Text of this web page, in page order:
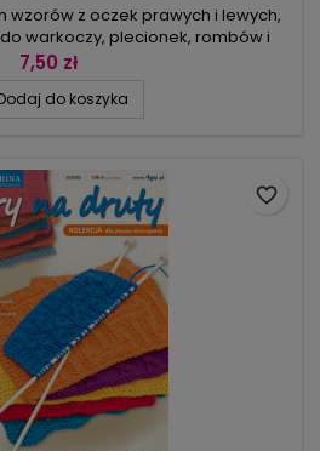
wzorów z oczek prawych i lewych,
warkoczy, plecionek, rombów i
tym wydaniu znajdziecie opisy,
staną się inspiracją dla Waszych
7,50 zł
do koszyka
favorite_border